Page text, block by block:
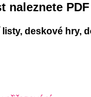
naleznete
deskové hry,